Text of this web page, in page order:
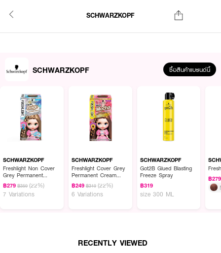
SCHWARZKOPF
SCHWARZKOPF ซื้อสินค้าแบรนด์นี้
SCHWARZKOPF
Freshlight Non Cover
Grey Permanent
Mousse Reg
฿279 ฿359 (22%)
7 Variations
SCHWARZKOPF
Freshlight Cover Grey
Permanent Cream
Milky
฿249 ฿319 (22%)
6 Variations
SCHWARZKOPF
Got2B Glued Blasting
Freeze Spray
฿319
size 300 ML
฿279
RECENTLY VIEWED